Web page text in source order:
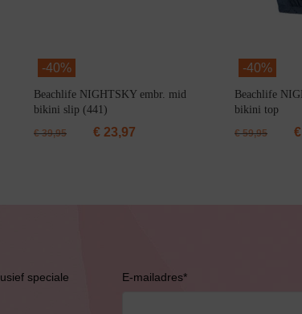
-40%
Beachlife NIGHTSKY embr. mid
bikini slip (441)
€39,95 € 23,97
-40%
Beachlife
bikini top
€59,95 €
speciale
E-mailadres*